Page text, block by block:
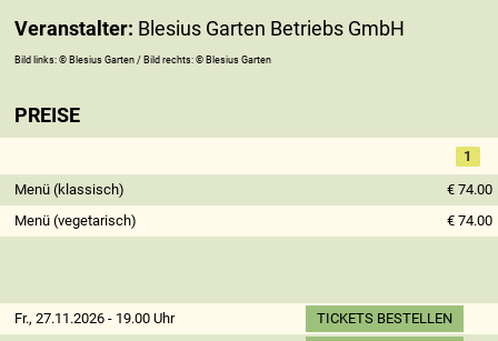
Veranstalter: Blesius Garten Betriebs GmbH
Bild links: © Blesius Garten / Bild rechts: © Blesius Garten
PREISE
1
Menü (klassisch)
€ 74.00
Menü (vegetarisch)
€ 74.00
Fr., 27.11.2026 - 19.00 Uhr
TICKETS BESTELLEN